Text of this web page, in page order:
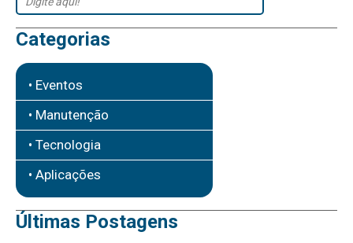
Categorias
• Eventos
• Manutenção
• Tecnologia
• Aplicações
Últimas Postagens